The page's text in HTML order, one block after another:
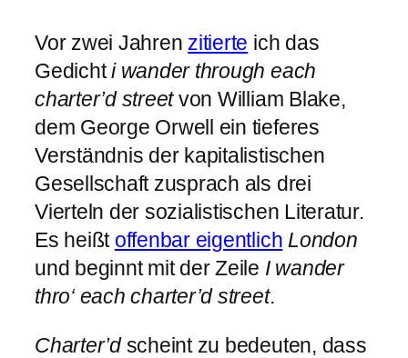
Vor zwei Jahren zitierte ich das
Gedichti wander through each
charter’d streetvon William Blake,
dem George Orwell ein tieferes
Verständnis der kapitalistischen
Gesellschaft zusprach als drei
Vierteln der sozialistischen Literatur.
Es heißt offenbar eigentlich London
und beginnt mit der Zeile I wander
thro‘ each charter’d street.
Charter’dscheint zu bedeuten, dass